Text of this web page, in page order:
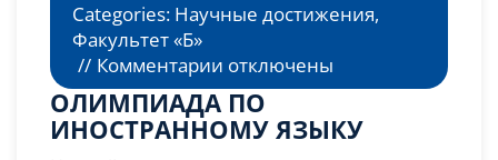
Categories: Научные достижения,
Факультет «Б»
// Комментарии к
записи
ОЛИМПИАДА
ПО
отключены
ОЛИМПИАДА ПО
ИНОСТРАННОМУ ЯЗЫКУ